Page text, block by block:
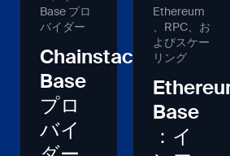
Base プロ
バイダー
Chainstack
Base
プロ
バイ
Ethereum
、RPC、お
よびスケー
リング
Base
：イ